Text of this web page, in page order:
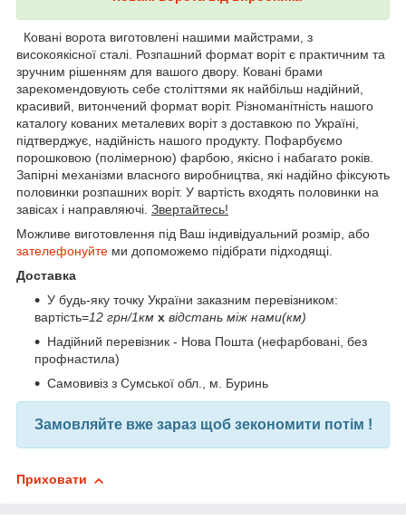
Ковані ворота виготовлені нашими майстрами, з
високоякісної сталі. Розпашний формат воріт є практичним та
зручним рішенням для вашого двору. Ковані брами
зарекомендовують себе століттями як найбільш надійний,
красивий, витончений формат воріт. Різноманітність нашого
каталогу кованих металевих воріт з доставкою по Україні,
підтверджує, надійність нашого продукту. Пофарбуємо
порошковою (полімерною) фарбою, якісно і набагато років.
Запірні механізми власного виробництва, які надійно фіксують
половинки розпашних воріт. У вартість входять половинки на
завісах і направляючі. Звертайтесь!
Можливе виготовлення під Ваш індивідуальний розмір, або
зателефонуйте ми допоможемо підібрати підходящі.
Доставка
У будь-яку точку України заказним перевізником:
вартість=12 грн/1км х відстань між нами(км)
Надійний перевізник - Нова Пошта (нефарбовані, без
профнастила)
Самовивіз з Сумської обл., м. Буринь
Замовляйте вже зараз щоб зекономити потім !
Приховати